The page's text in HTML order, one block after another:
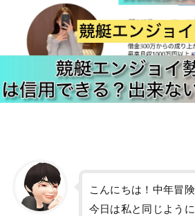
こんにちは！中年冒
今日は私と同じよう